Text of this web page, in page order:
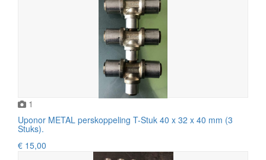
1
Uponor METAL perskoppeling T-Stuk 40 x 32 x 40 mm (3
Stuks).
€ 15,00